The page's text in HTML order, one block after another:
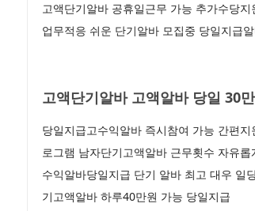
고액단기알바 공휴일근무 가능 추가수당
업무적응 쉬운 단기알바 모집중 당일지급
고액단기알바 고액알바 당일 30
당일지급고수익알바 즉시참여 가능 간편
로그램 남자단기고액알바 근무횟수 자유
수익알바당일지급 단기 알바 최고 대우 일
기고액알바 하루40만원 가능 당일지급